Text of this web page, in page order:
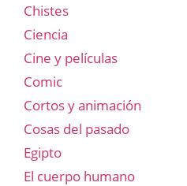
Chistes
Ciencia
Cine y películas
Comic
Cortos y animación
Cosas del pasado
Egipto
El cuerpo humano